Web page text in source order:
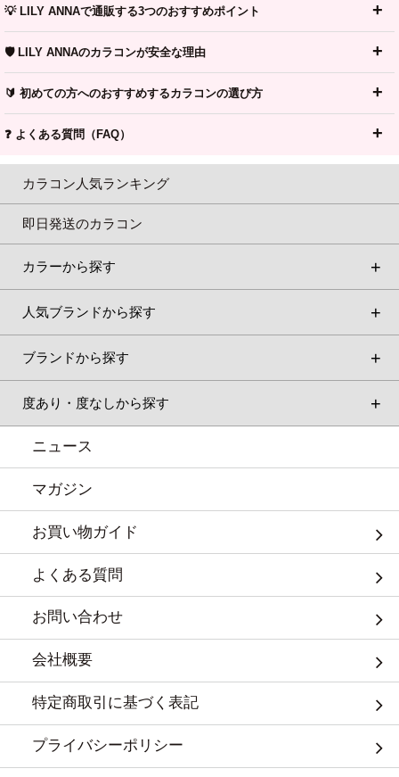
💡 LILY ANNAで通販する3つのおすすめポイント
🛡️ LILY ANNAのカラコンが安全な理由
🔰 初めての方へのおすすめするカラコンの選び方
❓ よくある質問（FAQ）
カラコン人気ランキング
即日発送のカラコン
カラーから探す
人気ブランドから探す
ブランドから探す
度あり・度なしから探す
ニュース
マガジン
お買い物ガイド
よくある質問
お問い合わせ
会社概要
特定商取引に基づく表記
プライバシーポリシー